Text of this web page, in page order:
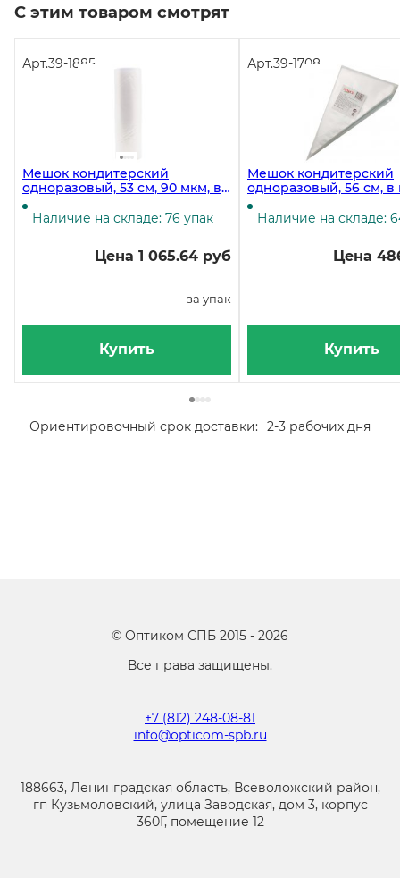
С этим товаром смотрят
Арт.39-1885
Мешок кондитерский
одноразовый, 53 см, 90 мкм, в
рулоне 100 штук
Наличие на складе: 76 упак
Цена 1 065.64 руб
за упак
Купить
Арт.39-1708
Мешок кондитерский
одноразовый, 56 см, в
100 штук
Наличие на складе:
Цена
Купить
Ориентировочный срок доставки: 2-3 рабочих дня
© Оптиком СПБ 2015 - 2026
Все права защищены.
+7 (812) 248-08-81
info@opticom-spb.ru
188663, Ленинградская область, Всеволожский район,
гп Кузьмоловский, улица Заводская, дом 3, корпус
360Г, помещение 12